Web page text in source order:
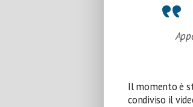
Il momento è
condiviso il